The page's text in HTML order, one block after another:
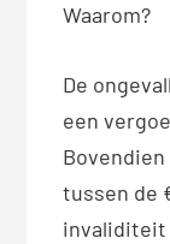
Waarom?
De
een
tussen de
invaliditeit